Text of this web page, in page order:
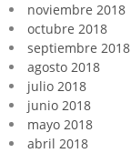
noviembre 2018
octubre 2018
septiembre 2018
agosto 2018
julio 2018
junio 2018
mayo 2018
abril 2018